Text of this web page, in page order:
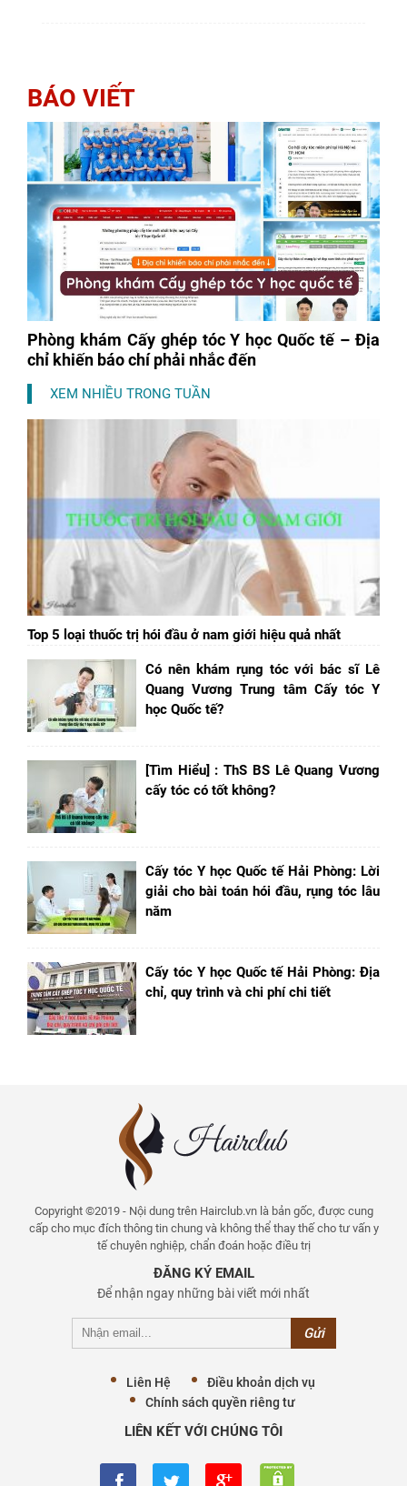
BÁO VIẾT
Phòng khám Cấy ghép tóc Y học Quốc tế – Địa
chỉ khiến báo chí phải nhắc đến
XEM NHIỀU TRONG TUẦN
Top 5 loại thuốc trị hói đầu ở nam giới hiệu quả nhất
Có nên khám rụng tóc với bác sĩ Lê
Quang Vương Trung tâm Cấy tóc Y
học Quốc tế?
[Tìm Hiểu] : ThS BS Lê Quang Vương
cấy tóc có tốt không?
Cấy tóc Y học Quốc tế Hải Phòng: Lời
giải cho bài toán hói đầu, rụng tóc lâu
năm
Cấy tóc Y học Quốc tế Hải Phòng: Địa
chỉ, quy trình và chi phí chi tiết
Copyright ©2019 - Nội dung trên Hairclub.vn là bản gốc, được cung
cấp cho mục đích thông tin chung và không thể thay thế cho tư vấn y
tế chuyên nghiệp, chẩn đoán hoặc điều trị
ĐĂNG KÝ EMAIL
Để nhận ngay những bài viết mới nhất
Liên Hệ
Điều khoản dịch vụ
Chính sách quyền riêng tư
LIÊN KẾT VỚI CHÚNG TÔI